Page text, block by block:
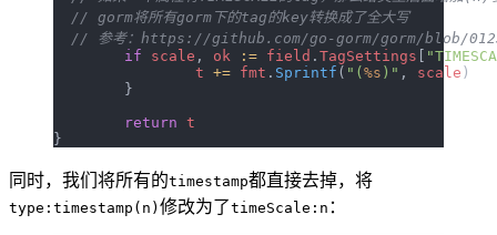
  // gorm将所有gorm下的tag的key转换成了全大写
// 参考：https://github.com/go-gorm/gorm/blob/
	if
scale , ok := field . TagSettings
		t
+= fmt . Sprintf ( "( %s )" , scale )
	}
	return
t
}
同时，我们将所有的timestamp都直接去掉，将
type:timestamp(n) 修改为了timeScale:n ：